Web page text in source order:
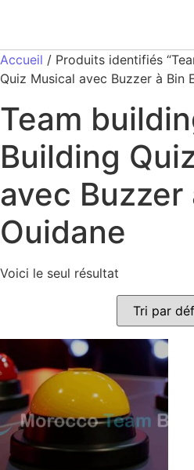
Accueil / Produits identifiés
Quiz Musical avec Buzzer à Bin
Team
Building
avec Buzzer
Ouidane
Voici le seul résultat